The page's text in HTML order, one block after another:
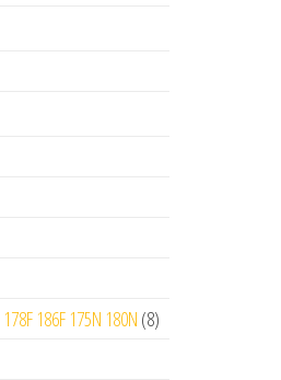
186F 175N 180N (8)